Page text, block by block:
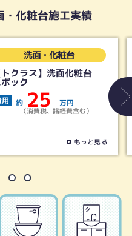
・化粧台施工実績
化粧台
洗面化粧台
万円
諸経費含む）